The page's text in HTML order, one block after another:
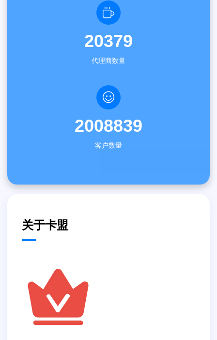
20379
代理商数量
2008839
客户数量
关于卡盟